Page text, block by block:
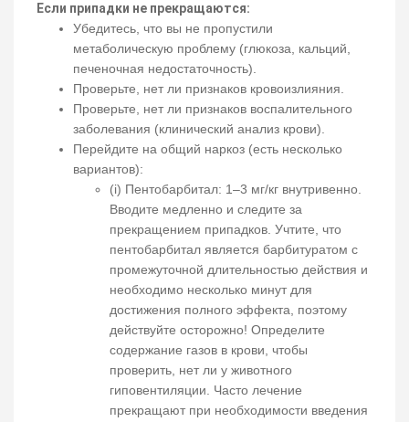
Если припадки не прекращаются:
Убедитесь, что вы не пропустили
метаболическую проблему (глюкоза, кальций,
печеночная недостаточность).
Проверьте, нет ли признаков кровоизлияния.
Проверьте, нет ли признаков воспалительного
заболевания (клинический анализ крови).
Перейдите на общий наркоз (есть несколько
вариантов):
(i) Пентобарбитал: 1–3 мг/кг внутривенно.
Вводите медленно и следите за
прекращением припадков. Учтите, что
пентобарбитал является барбитуратом с
промежуточной длительностью действия и
необходимо несколько минут для
достижения полного эффекта, поэтому
действуйте осторожно! Определите
содержание газов в крови, чтобы
проверить, нет ли у животного
гиповентиляции. Часто лечение
прекращают при необходимости введения